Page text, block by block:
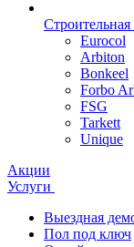
Eurocol
Arbiton
Bonkeel
Forbo
FSG
Tarkett
Unique
Акции
Услуги
Выездная
Пол под ключ